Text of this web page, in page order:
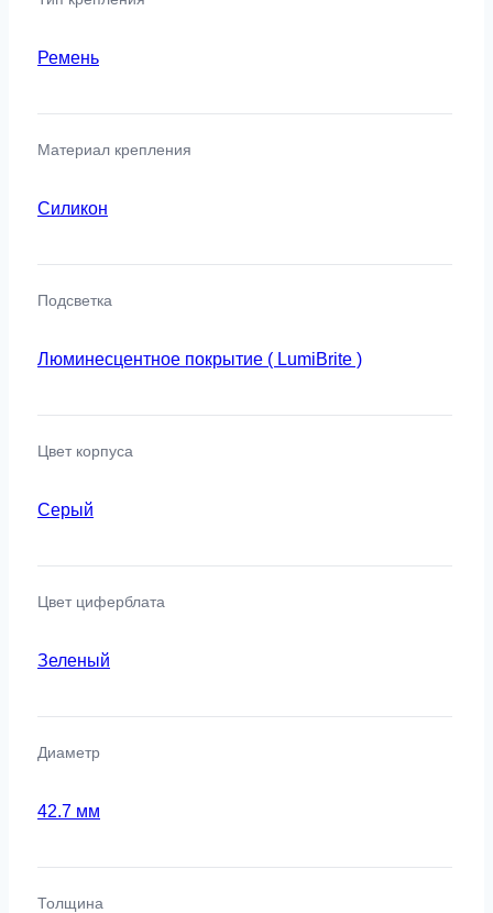
Ремень
Материал крепления
Силикон
Подсветка
Люминесцентное покрытие ( LumiBrite )
Цвет корпуса
Серый
Цвет циферблата
Зеленый
Диаметр
42.7 мм
Толщина